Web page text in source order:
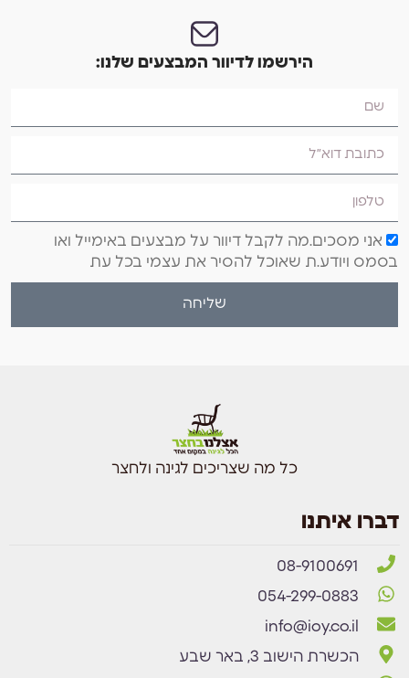
הירשמו לדיוור המבצעים שלנו:
אני מסכים.מה לקבל דיוור על מבצעים באימייל ואו
בסמס ויודע.ת שאוכל להסיר את עצמי בכל עת
שליחה
כל מה שצריכים לגינה ולחצר
דברו איתנו
08-9100691
054-299-0883
info@ioy.co.il
הכשרת הישוב 3, באר שבע